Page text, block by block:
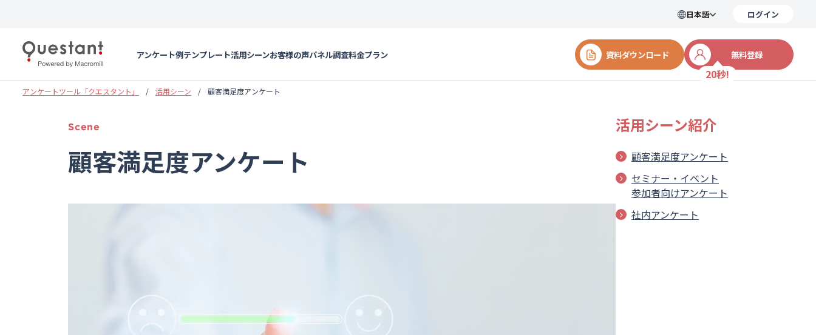
アンケート例テンプレート活用シーンお客様の声パネル調査料金プラン 資料ダウンロード 無料登録
20秒!
ログイン
日本語
アンケートツール「クエスタント」 活用シーン 顧客満足度アンケート
Scene
顧客満足度アンケート
活用シーン紹介
顧客満足度アンケート
セミナー・イベント
参加者向けアンケート
社内アンケート